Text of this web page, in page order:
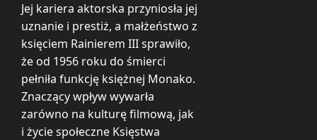
Jej kariera aktorska przyniosła jej
uznanie i prestiż, a małżeństwo z
księciem Rainierem III sprawiło,
że od 1956 roku do śmierci
pełniła funkcję księżnej Monako.
Znaczący wpływ wywarła
zarówno na kulturę filmową, jak
i życie społeczne Księstwa